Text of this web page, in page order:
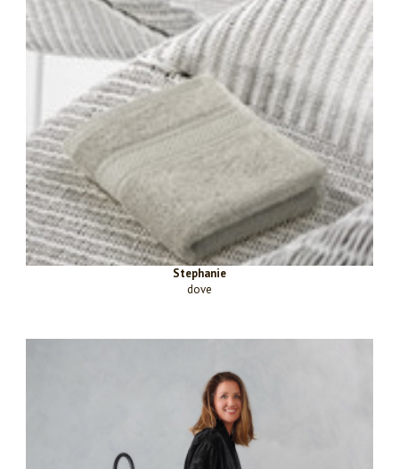
Stephanie
dove